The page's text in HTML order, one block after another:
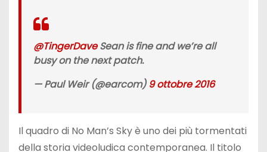
@TingerDaveSean is fine and we’re all
busy on the next patch.
— Paul Weir (@earcom) 9 ottobre 2016
Il quadro di No Man’s Sky è uno dei più tormentati
della storia videoludica contemporanea. Il titolo